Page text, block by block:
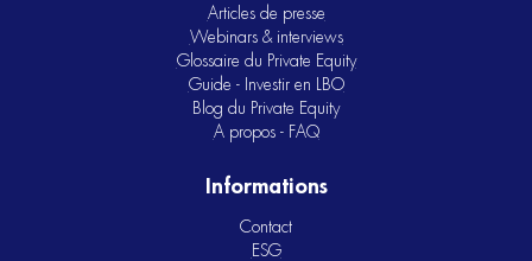
Articles de presse
Webinars & interviews
Glossaire du Private Equity
Guide - Investir en LBO
Blog du Private Equity
A propos - FAQ
Informations
Contact
ESG